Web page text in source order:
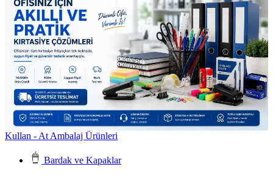
Kullan - At Ambalaj Ürünleri
Bardak ve Kapaklar